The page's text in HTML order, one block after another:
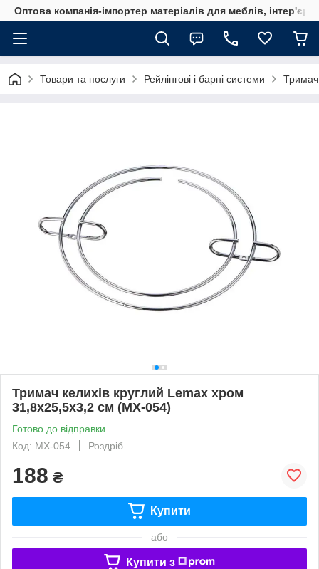
Оптова компанія-імпортер матеріалів для меблів, інтер'єру
Товари та послуги Рейлінгові і барні системи Тримач
Тримач келихів круглий Lemax хром
31,8x25,5x3,2 см (MX-054)
Готово до відправки
Код: MX-054
Роздріб
188 ₴
Купити
або
Купити з